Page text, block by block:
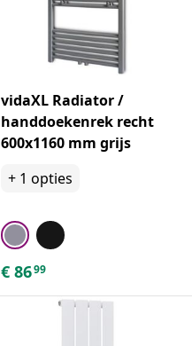
vidaXL Radiator /
handdoekenrek recht
600x1160 mm grijs
+ 1 opties
€ 8699